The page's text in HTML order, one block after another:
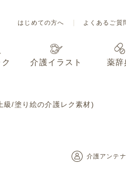
はじめての方へ よくあるご質
介護イラスト 薬辞
/塗り絵の介護レク素材)
介護アンテ